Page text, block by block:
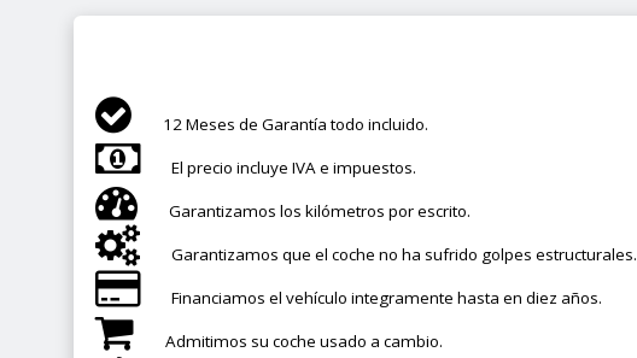
12 Meses de Garantía todo incluido.
El precio incluye IVA e impuestos.
Garantizamos los kilómetros por escrito.
Garantizamos que el coche no ha sufrido golpes estructurales.
Financiamos el vehículo integramente hasta en diez años.
Admitimos su coche usado a cambio.